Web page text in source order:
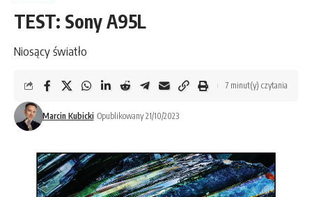
TEST: Sony A95L
Niosący światło
Marcin Kubicki Opublikowany 21/10/2023
7 minut(y) czytania